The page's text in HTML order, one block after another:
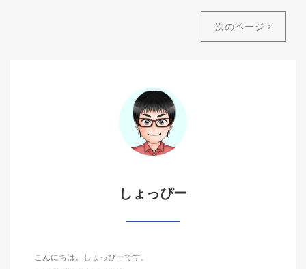
次のページ
しょっぴー
こんにちは。しょっぴーです。